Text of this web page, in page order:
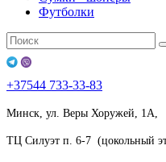
Футболки
+37544 733-33-83
Минск, ул. Веры Хоружей, 1А,
ТЦ Силуэт п. 6-7 (цокольный